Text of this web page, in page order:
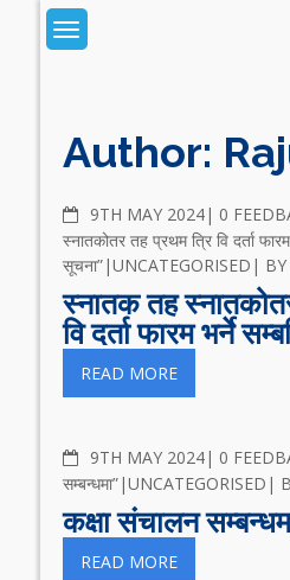
Skip
to
Author:
9TH MAY 2024
0
स्नातकोतर तह प्रथम त्रि वि दर्ता
सूचना” UNCATEGORISED BY
स्नातक तह
वि दर्ता फारम भर्ने
READ MORE
9TH MAY 2024
0
सम्बन्धमा” UNCATEGORISED
कक्षा संचालन
READ MORE